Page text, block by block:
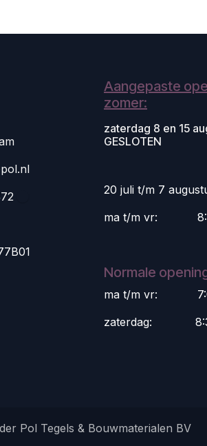
Aangepaste
zomer:
zaterdag 8 en 15
GESLOTEN
20 juli t/m 7
ma t/m vr:
Normale
ma t/m vr:
zaterdag:
Pol Tegels & Bouwmaterialen BV